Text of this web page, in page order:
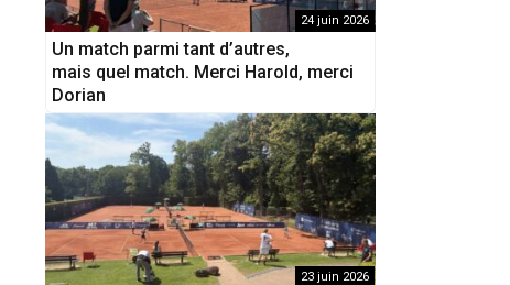
24 juin 2026
Un match parmi tant d’autres,
mais quel match. Merci Harold, merci
Dorian
23 juin 2026